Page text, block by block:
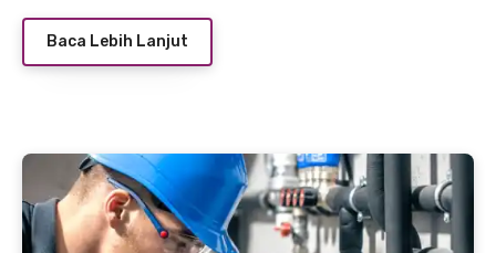
Baca Lebih Lanjut